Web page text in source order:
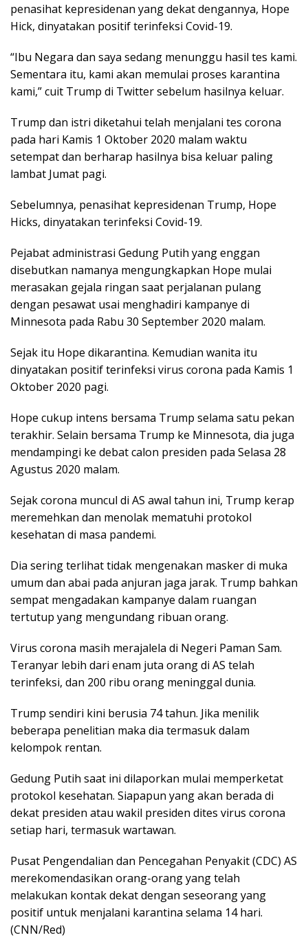
penasihat kepresidenan yang dekat dengannya, Hope
Hick, dinyatakan positif terinfeksi Covid-19.
“Ibu Negara dan saya sedang menunggu hasil tes kami.
Sementara itu, kami akan memulai proses karantina
kami,” cuit Trump di Twitter sebelum hasilnya keluar.
Trump dan istri diketahui telah menjalani tes corona
pada hari Kamis 1 Oktober 2020 malam waktu
setempat dan berharap hasilnya bisa keluar paling
lambat Jumat pagi.
Sebelumnya, penasihat kepresidenan Trump, Hope
Hicks, dinyatakan terinfeksi Covid-19.
Pejabat administrasi Gedung Putih yang enggan
disebutkan namanya mengungkapkan Hope mulai
merasakan gejala ringan saat perjalanan pulang
dengan pesawat usai menghadiri kampanye di
Minnesota pada Rabu 30 September 2020 malam.
Sejak itu Hope dikarantina. Kemudian wanita itu
dinyatakan positif terinfeksi virus corona pada Kamis 1
Oktober 2020 pagi.
Hope cukup intens bersama Trump selama satu pekan
terakhir. Selain bersama Trump ke Minnesota, dia juga
mendampingi ke debat calon presiden pada Selasa 28
Agustus 2020 malam.
Sejak corona muncul di AS awal tahun ini, Trump kerap
meremehkan dan menolak mematuhi protokol
kesehatan di masa pandemi.
Dia sering terlihat tidak mengenakan masker di muka
umum dan abai pada anjuran jaga jarak. Trump bahkan
sempat mengadakan kampanye dalam ruangan
tertutup yang mengundang ribuan orang.
Virus corona masih merajalela di Negeri Paman Sam.
Teranyar lebih dari enam juta orang di AS telah
terinfeksi, dan 200 ribu orang meninggal dunia.
Trump sendiri kini berusia 74 tahun. Jika menilik
beberapa penelitian maka dia termasuk dalam
kelompok rentan.
Gedung Putih saat ini dilaporkan mulai memperketat
protokol kesehatan. Siapapun yang akan berada di
dekat presiden atau wakil presiden dites virus corona
setiap hari, termasuk wartawan.
Pusat Pengendalian dan Pencegahan Penyakit (CDC) AS
merekomendasikan orang-orang yang telah
melakukan kontak dekat dengan seseorang yang
positif untuk menjalani karantina selama 14 hari.
(CNN/Red)